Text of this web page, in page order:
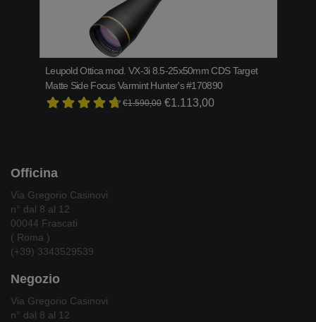
Leupold Ottica mod. VX-3i 8.5-25x50mm CDS Target
Matte Side Focus Varmint Hunter's #170890
€1.113,00
€1.590,00
Officina
Via Gregorio Casinovi
n° dal 8 al 12
00044 Frascati
( Roma )
(+39) 3343529539
Negozio
Via Gregorio Casinovi
n° dal 8 al 12